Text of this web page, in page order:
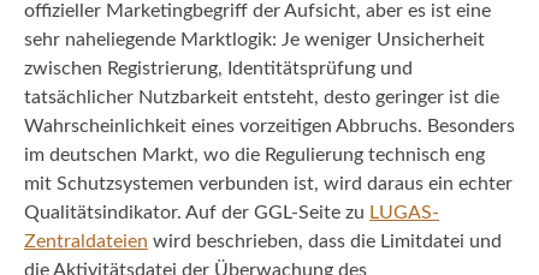
offizieller Marketingbegriff der Aufsicht, aber es ist eine
sehr naheliegende Marktlogik: Je weniger Unsicherheit
zwischen Registrierung, Identitätsprüfung und
tatsächlicher Nutzbarkeit entsteht, desto geringer ist die
Wahrscheinlichkeit eines vorzeitigen Abbruchs. Besonders
im deutschen Markt, wo die Regulierung technisch eng
mit Schutzsystemen verbunden ist, wird daraus ein echter
Qualitätsindikator. Auf der GGL-Seite zu LUGAS-
Zentraldateien wird beschrieben, dass die Limitdatei und
die Aktivitätsdatei der Überwachung des